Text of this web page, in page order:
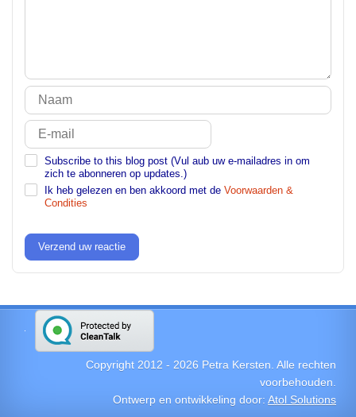
Subscribe to this blog post (Vul aub uw e-mailadres in om
zich te abonneren op updates.)
Ik heb gelezen en ben akkoord met de Voorwaarden &
Condities
Verzend uw reactie
Copyright 2012 - 2026 Petra Kersten. Alle rechten
voorbehouden.
Ontwerp en ontwikkeling door: Atol Solutions